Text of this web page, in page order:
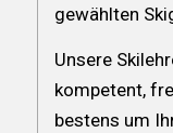
gewählten
Unsere
kompetent,
bestens um